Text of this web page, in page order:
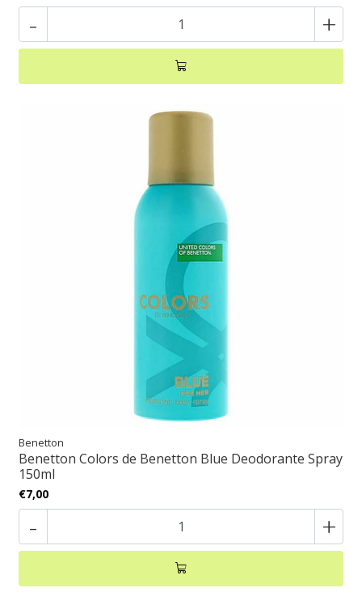
- +
Benetton
Benetton Colors de Benetton Blue Deodorante Spray
150ml
€7,00
- +